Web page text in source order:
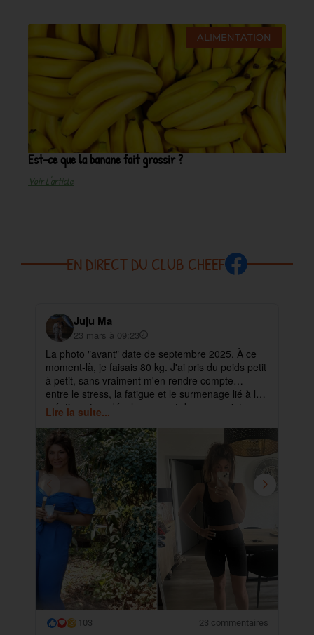
ALIMENTATION
Est-ce que la banane fait grossir ?
Voir L'article
EN DIRECT DU CLUB CHEEF
Juju Ma
23 mars à 09:23
La photo "avant" date de septembre 2025. À ce
moment-là, je faisais 80 kg. J'ai pris du poids petit
à petit, sans vraiment m'en rendre compte…
entre le stress, la fatigue et le surmenage lié à la
création et au développement de mes projets.
Lire la suite...
😮 103 23 commentaires